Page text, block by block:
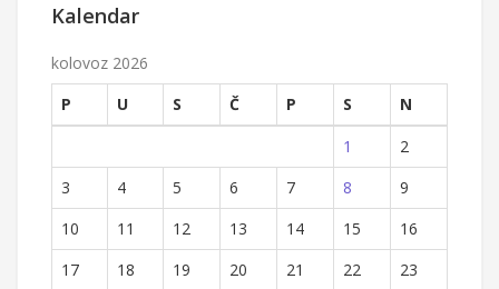
Kalendar
kolovoz 2026
P
U S Č P S
N
1
2
3
4 5 6 7 8
9
10
11 12 13 14 15
16
17
18 19 20 21 22
23